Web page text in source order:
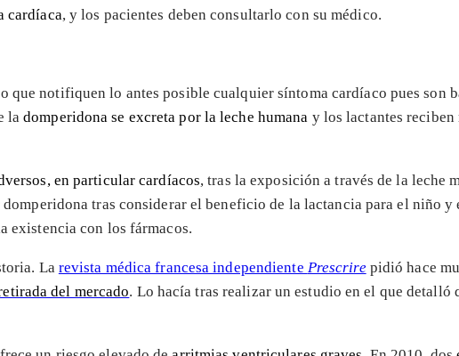
cardíaca, y los pacientes deben consultarlo con su médico.
que notifiquen lo antes posible cualquier síntoma cardíaco pues son
ladomperidona se excreta por la leche humana y los lactantes reciben
en particular cardíacos, tras la exposición a través de la leche
tras considerar el beneficio de la lactancia para el niño
existencia con los fármacos.
La revista médica francesa independiente Prescrire pidió hace
del mercado. Lo hacía tras realizar un estudio en el que detalló